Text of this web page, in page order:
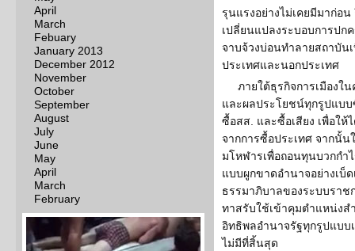
April
March
Febuary
January 2013
December 2012
November
October
September
August
July
June
May
April
March
February
รุนแรงอย่างไม่เคยมีมาก่อ
เปลี่ยนแปลงระบอบการปก
จาบจ้วงบ่อนทำลายสถาบัน
ประเทศและนอกประเทศ
ภายใต้ธุรกิจการเมืองใ
และผลประโยชน์ทุกรูปแบบ
ซื้อสส. และซื้อเสียง เพื่อให้
จากการซื้อประเทศ จากนั้
มโหฬารเพื่อถอนทุนบวกกำ
แบบผูกขาดอำนาจอย่างเบ็
ธรรมาภิบาลของระบบราช
ทาสรับใช้เข้าคุมตำแหน่ง
อิทธิพลอำนาจรัฐทุกรูปแบบ
ไม่มีที่สิ้นสุด